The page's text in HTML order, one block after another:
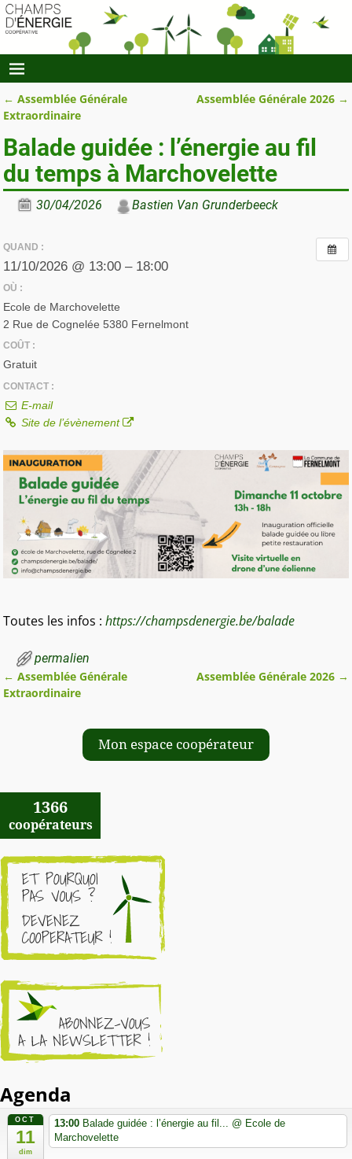
Navigation des articles
← Assemblée Générale
Extraordinaire
Assemblée Générale 2026 →
Balade guidée : l’énergie au fil
du temps à Marchovelette
30/04/2026 Bastien Van Grunderbeeck
QUAND :
11/10/2026 @ 13:00 – 18:00
OÙ :
Ecole de Marchovelette
2 Rue de Cognelée 5380 Fernelmont
COÛT :
Gratuit
CONTACT :
E-mail
Site de l’évènement
Toutes les infos :https://champsdenergie.be/balade
permalien
Navigation des articles
← Assemblée Générale
Extraordinaire
Assemblée Générale 2026 →
Mon espace coopérateur
1366
coopérateurs
Agenda
OCT
11
dim
13:00 Balade guidée : l’énergie au fil... @ Ecole de
Marchovelette